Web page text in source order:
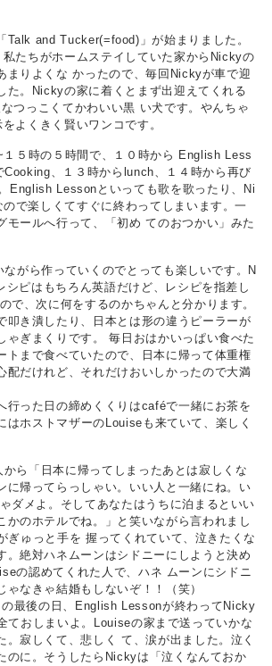
Talk and Tucker(=food)」が始まりました。
たちがホームステイしていた家からNickyの
まりよくな かったので、毎回Nickyが車で迎
た。Nickyの家に着くとまず出迎えてくれる
つっこくてかわいい黒 い犬です。やんちゃ
よくきく賢いワンコです。
５時の５時間で、１０時から English Less
、１３時からlunch、１４時から再び
English Lessonといっても歌を歌ったり、Ni
で楽しくてすぐに終わってしまいます。一
モールへ行って、「初め てのおつかい」みた
がら作っていくのでとっても楽しいです。N
ピはもちろん英語だけど、レシピを指差し
で、次に何をするのかちゃんと分かります。
叩き潰したり、日本とは形の違うピーラーが
ゃぎまくりです。 毎日おはかいっぱい食べた
トまで食べていたので、日本に帰って体重権
配だけれど、それだけおいしかったので大満
行った日の締めくくりはcaféで一緒にお茶を
はホストマザーのLouiseも来ていて、楽しく
ら「日本に帰ってしまったあとは寂しくな
に帰ってらっしゃい。いい人と一緒にね。い
ダメよ。そしてあなたはうちに泊まるといい
かのホテルでね。」と笑いながら言われまし
ぎゅっと手を 握ってくれていて、泣きたくな
。絶対ハネムーンはシドニーにしようと決め
の認めてくれた人で、ハネ ムーンにシドニ
ゃなきゃ結婚もしないぞ！！（笑）
の最後の日、English Lessonが終わってNicky
ておしまいよ。Louiseの家まで送っていかな
。寂しくて、悲しく て、涙が出ました。泣く
のに。そうしたらNickyは「泣くなんておか